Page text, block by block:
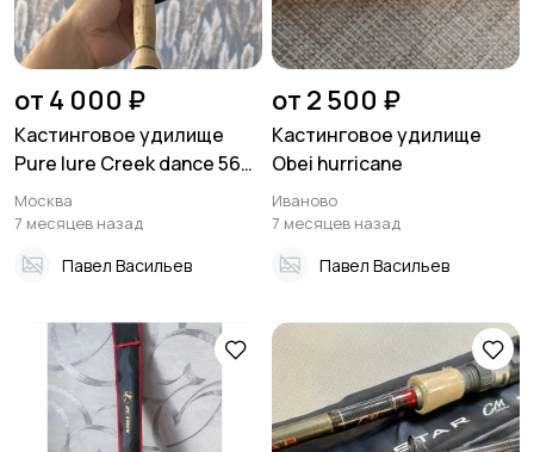
от 4 000 ₽
Кастинговое удилище
Pure lure Creek dance 56
UL
Москва
7 месяцев назад
Павел Васильев
от 2 500 ₽
Кастинговое удилище
Obei hurricane
Иваново
7 месяцев назад
Павел Васильев